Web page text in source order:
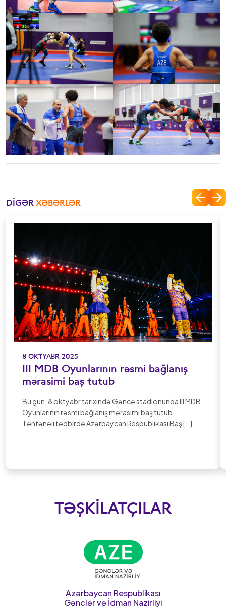
DIGƏRXƏBƏRLƏR
8 OKTYABR 2025
III MDB Oyunlarının rəsmi bağlanış
mərasimi baş tutub
Bu gün, 8 oktyabr tarixində Gəncə stadionunda III MDB
Oyunlarının rəsmi bağlanış mərasimi baş tutub.
Təntənəli tədbirdə Azərbaycan Respublikası Baş […]
TƏŞKILATÇILAR
Azərbaycan Respublikası
Gənclər və İdman Nazirliyi